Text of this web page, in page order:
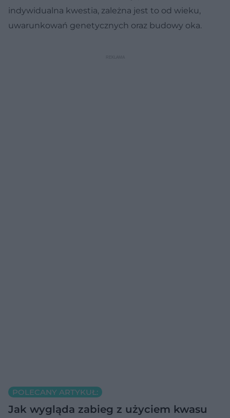
indywidualna kwestia, zależna jest to od wieku,
uwarunkowań genetycznych oraz budowy oka.
POLECANY ARTYKUŁ:
Jak wygląda zabieg z użyciem kwasu